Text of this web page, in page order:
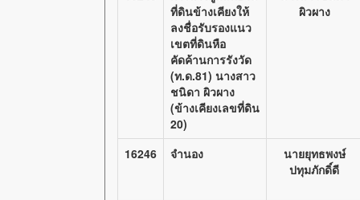
ที่ดินข้างเคียงให้
ลงชื่อรับรองแนว
เขตที่ดินหือ
คัดค้านการรังวัด
(ท.ด.81) นางสาว
ชนิดา ผิวผาง
(ข้างเคียงเลขที่ดิน
20)
ผิวผาง
16246 จำนอง
นายยุทธพงษ์
ปทุมภักดิ์ดี